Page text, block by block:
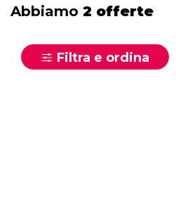
Abbiamo 2 offerte
Filtra e ordina